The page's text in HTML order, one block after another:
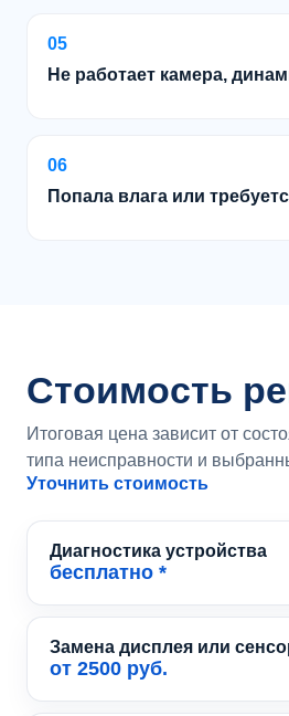
05
Не работает камера,
06
Попала влага или
Стоимость
Итоговая цена зависит от
типа неисправности и
Уточнить стоимость
Диагностика устройства
бесплатно *
Замена дисплея или
от 2500 руб.